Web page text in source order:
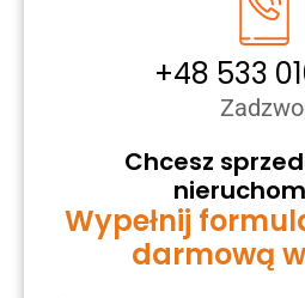
+48 533
Chcesz
Wypełnij
darmową